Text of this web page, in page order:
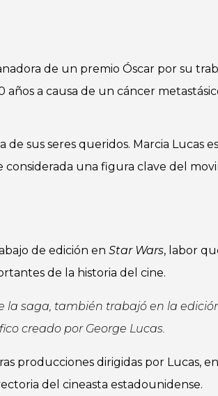
de un premio Óscar por su
años a causa de un cáncer
sus seres queridos. Marcia Lucas
considerada una figura clave del
de edición en Star Wars, labor
de la historia del cine.
la saga, también trabajó en la
creado por George Lucas.
producciones dirigidas por Lucas,
del cineasta estadounidense.